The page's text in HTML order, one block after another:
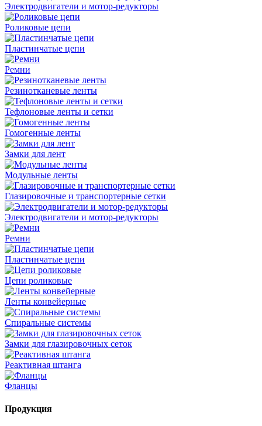
Электродвигатели и мотор-редукторы
Роликовые цепи
Пластинчатые цепи
Ремни
Резинотканевые ленты
Тефлоновые ленты и сетки
Гомогенные ленты
Замки для лент
Модульные ленты
Глазировочные и транспортерные сетки
Электродвигатели и мотор-редукторы
Ремни
Пластинчатые цепи
Цепи роликовые
Ленты конвейерные
Спиральные системы
Замки для глазировочных сеток
Реактивная штанга
Фланцы
Продукция